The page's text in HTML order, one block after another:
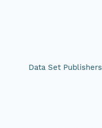
Data Set Publishers